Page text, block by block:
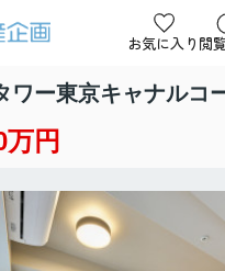
お気に入り 閲
ワー東京キャナルコ
円